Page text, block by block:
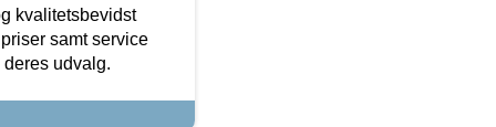
kvalitetsbevidst
samt service
udvalg.